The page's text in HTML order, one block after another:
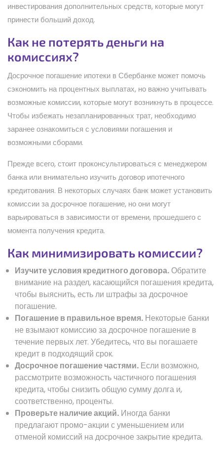
инвестирования дополнительных средств, которые могут
принести больший доход.
Как не потерять деньги на
комиссиях?
Досрочное погашение ипотеки в Сбербанке может помочь
сэкономить на процентных выплатах, но важно учитывать
возможные комиссии, которые могут возникнуть в процессе.
Чтобы избежать незапланированных трат, необходимо
заранее ознакомиться с условиями погашения и
возможными сборами.
Прежде всего, стоит проконсультироваться с менеджером
банка или внимательно изучить договор ипотечного
кредитования. В некоторых случаях банк может установить
комиссии за досрочное погашение, но они могут
варьироваться в зависимости от времени, прошедшего с
момента получения кредита.
Как минимизировать комиссии?
Изучите условия кредитного договора. Обратите
внимание на раздел, касающийся погашения кредита,
чтобы выяснить, есть ли штрафы за досрочное
погашение.
Погашение в правильное время. Некоторые банки
не взымают комиссию за досрочное погашение в
течение первых лет. Убедитесь, что вы погашаете
кредит в подходящий срок.
Досрочное погашение частями. Если возможно,
рассмотрите возможность частичного погашения
кредита, чтобы снизить общую сумму долга и,
соответственно, проценты.
Проверьте наличие акций. Иногда банки
предлагают промо-акции с уменьшением или
отменой комиссий на досрочное закрытие кредита.